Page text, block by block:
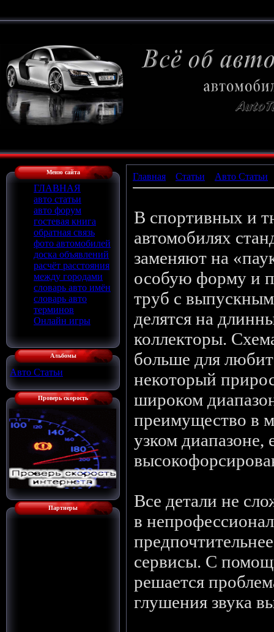
Меню сайта
ГЛАВНАЯ
авто статьи
авто форум
гостевая книга
обратная связь
фото автомобилей
доска объявлений
расчёт расстояния
между городами
словарь авто имён
словарь авто
терминов
Онлайн игры
Альбомы
Авто Статьи
Проверь скорость
Партнеры
Главная Статьи Авто Статьи
В спортивных и
автомобилях
заменяют на
особую форму и
труб с
делятся на
коллекторы.
больше для
некоторый
широком
преимущество в
узком диапазоне,
Все детали не
в
сервисы. С
решается
глушения звука